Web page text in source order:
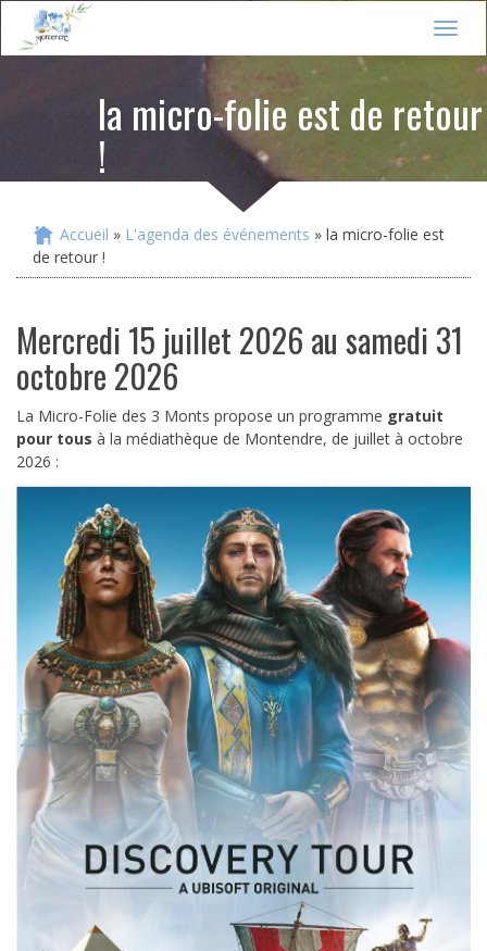
T
o
l
a
o
n
la micro-folie est de retour
!
Vous êtes ici
Accueil » L'agenda des événements » la micro-folie est
de retour !
mercredi 15 juillet 2026 au samedi 31
octobre 2026
La Micro-Folie des 3 Monts propose un programme gratuit
pour tous à la médiathèque de Montendre, de juillet à octobre
2026 :